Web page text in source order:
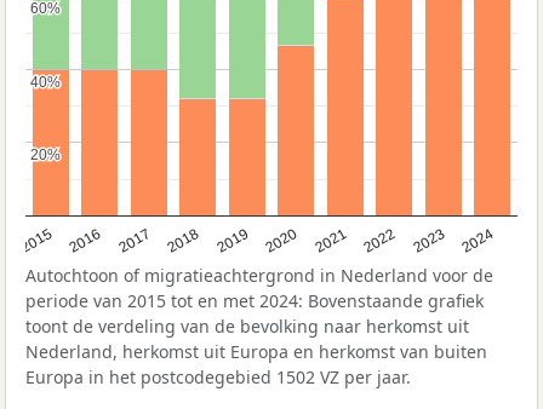
2015 2016 2017 2018 2019 2020 2021 2022 2023 2024
20%
20%
40%
40%
60%
60%
Autochtoon of migratieachtergrond in Nederland voor de
periode van 2015 tot en met 2024: Bovenstaande grafiek
toont de verdeling van de bevolking naar herkomst uit
Nederland, herkomst uit Europa en herkomst van buiten
Europa in het postcodegebied 1502 VZ per jaar.